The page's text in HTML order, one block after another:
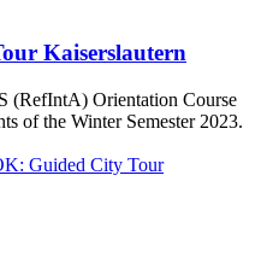
Kaiserslautern
(RefIntA) Orientation Course
of the Winter Semester 2023.
Guided City Tour